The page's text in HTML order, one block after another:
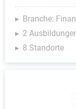
Branche:
2
8 Standorte